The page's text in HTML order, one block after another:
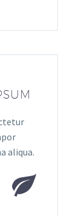
aliqua.

